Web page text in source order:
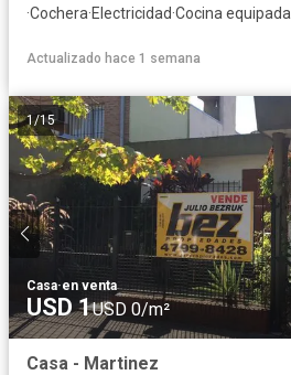
·Cochera·Electricidad·Cocina equipada
Actualizado hace 1 semana
1/15
Casa·en venta
USD 1USD 0/m²
Casa - Martinez